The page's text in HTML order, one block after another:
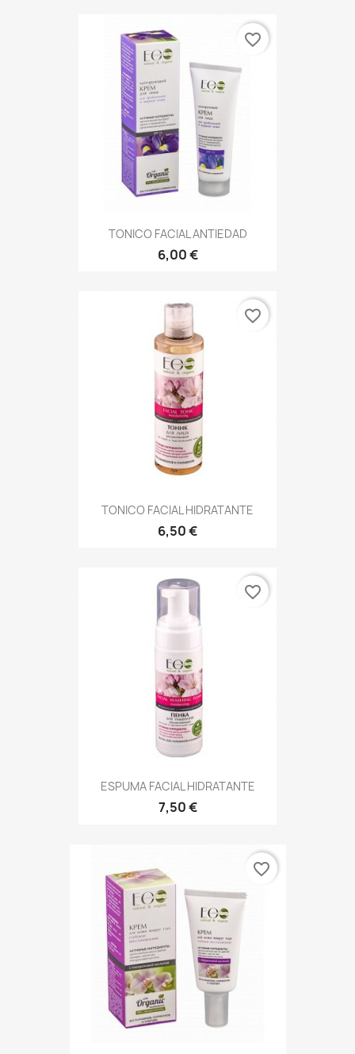
TONICO FACIAL ANTIEDAD
6,00 €
favorite_border
TONICO FACIAL HIDRATANTE
6,50 €
favorite_border
ESPUMA FACIAL HIDRATANTE
7,50 €
favorite_border
favorite_border